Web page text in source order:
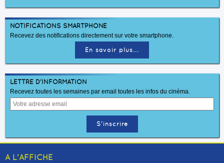
NOTIFICATIONS SMARTPHONE
Recevez des notifications directement sur votre smartphone.
En savoir plus...
LETTRE D'INFORMATION
Recevez toutes les semaines par email toutes les infos du cinéma.
A L'AFFICHE